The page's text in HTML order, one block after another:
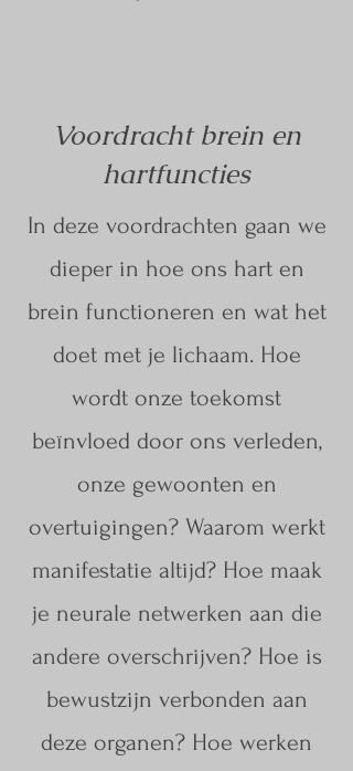
Voordracht brein en
hartfuncties
In deze voordrachten gaan we
dieper in hoe ons hart en
brein functioneren en wat het
doet met je lichaam. Hoe
wordt onze toekomst
beïnvloed door ons verleden,
onze gewoonten en
overtuigingen? Waarom werkt
manifestatie altijd? Hoe maak
je neurale netwerken aan die
andere overschrijven? Hoe is
bewustzijn verbonden aan
deze organen? Hoe werken